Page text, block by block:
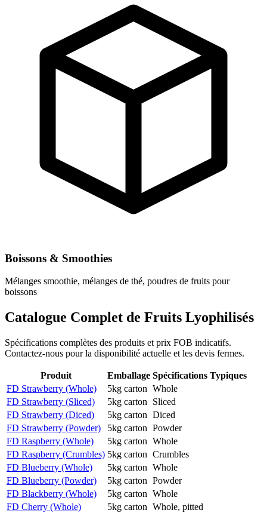
Boissons & Smoothies
Mélanges smoothie, mélanges de thé, poudres de fruits pour
boissons
Catalogue Complet de Fruits Lyophilisés
Spécifications complètes des produits et prix FOB indicatifs.
Contactez-nous pour la disponibilité actuelle et les devis fermes.
Produit Emballage Spécifications Typiques
FD Strawberry (Whole)
5kg carton Whole
FD Strawberry (Sliced)
5kg carton
Sliced
FD Strawberry (Diced)
5kg carton Diced
FD Strawberry (Powder)
5kg carton Powder
FD Raspberry (Whole)
5kg carton Whole
FD Raspberry (Crumbles) 5kg carton Crumbles
FD Blueberry (Whole)
5kg carton Whole
FD Blueberry (Powder)
5kg carton Powder
FD Blackberry (Whole)
5kg carton Whole
FD Cherry (Whole)
5kg carton Whole, pitted